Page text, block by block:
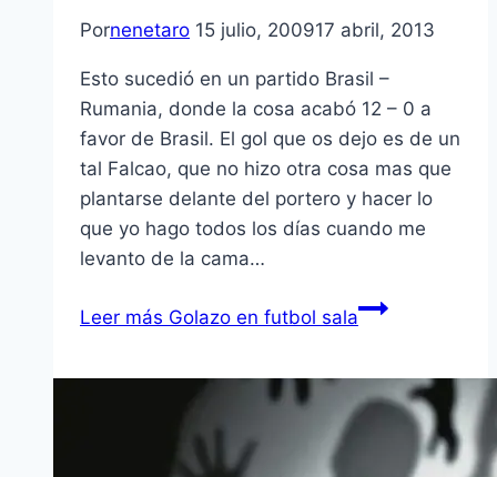
Pornenetaro 15 julio, 200917 abril, 2013
Esto sucedió en un partido Brasil –
Rumania, donde la cosa acabó 12 – 0 a
favor de Brasil. El gol que os dejo es de un
tal Falcao, que no hizo otra cosa mas que
plantarse delante del portero y hacer lo
que yo hago todos los dí­as cuando me
levanto de la cama…
Leer más Golazo en futbol sala